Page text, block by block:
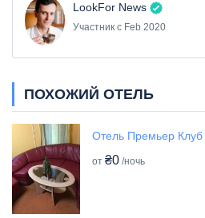
LookFor News
Участник с Feb 2020
ПОХОЖИЙ ОТЕЛЬ
Отель Премьер Клуб
от ₴0 /ночь